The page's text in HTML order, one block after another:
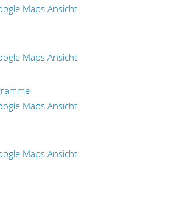
Maps Ansicht
Maps Ansicht
Maps Ansicht
Maps Ansicht